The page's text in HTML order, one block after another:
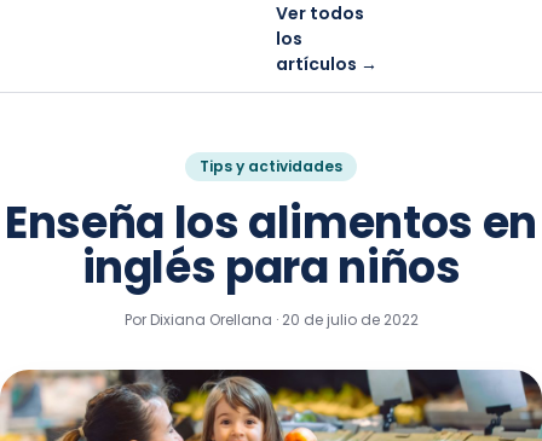
Ver todos
los
artículos →
Tips y actividades
Enseña los alimentos en
inglés para niños
Por Dixiana Orellana · 20 de julio de 2022